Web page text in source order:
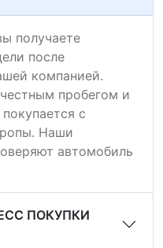
получаете
после
компанией.
пробегом и
с
Наши
автомобиль
ПОКУПКИ